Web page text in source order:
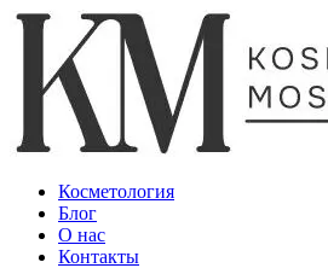
Косметология
Блог
О нас
Контакты